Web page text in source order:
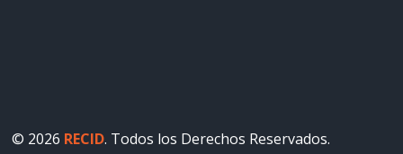
© 2026 RECID. Todos los Derechos Reservados.